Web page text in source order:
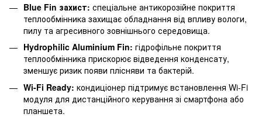
Blue Fin захист: спеціальне антикорозійне покриття
теплообмінника захищає обладнання від впливу вологи,
пилу та агресивного зовнішнього середовища.
Hydrophilic Aluminium Fin: гідрофільне покриття
теплообмінника прискорює відведення конденсату,
зменшує ризик появи плісняви та бактерій.
Wi-Fi Ready: кондиціонер підтримує встановлення Wi-Fi
модуля для дистанційного керування зі смартфона або
планшета.